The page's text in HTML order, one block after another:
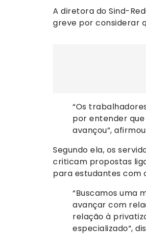
A diretora do Sind-
greve por considerar
“Os
por entender
avançou”,
Segundo ela, os
criticam propostas
para estudantes com
“Buscamos uma
avançar com
relação à
especializado”,